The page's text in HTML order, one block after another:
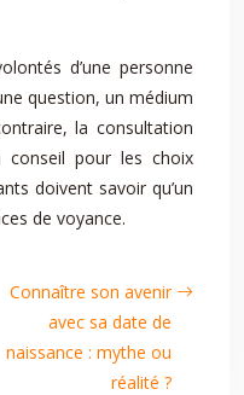
d’une personne
question, un médium
la consultation
conseil pour les choix
doivent savoir qu’un
de voyance.
Connaître son avenir
avec sa date de
naissance : mythe ou
réalité ?